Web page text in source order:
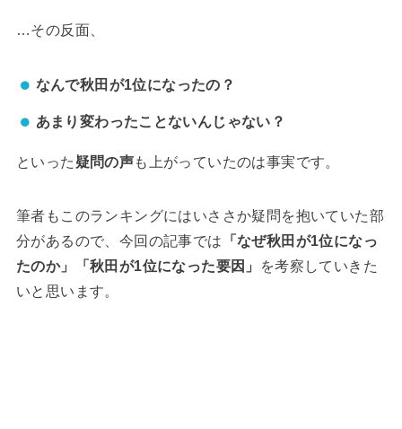
…その反面、
なんで秋田が1位になったの？
あまり変わったことないんじゃない？
といった 疑問の声も上がっていたのは事実です。
筆者もこのランキングにはいささか疑問を抱いていた部
分があるので、今回の記事では 「なぜ秋田が1位になっ
たのか」「秋田が1位になった要因」
を考察していきた
いと思います。